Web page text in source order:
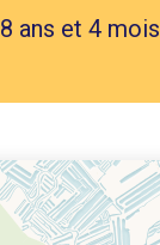
8 ans et 4 mois